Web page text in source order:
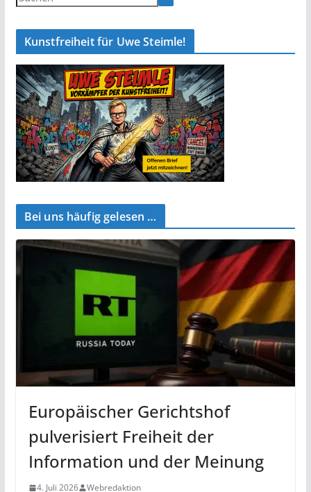
Kunstfreiheit für Uwe Steimle!
Bei uns häufig gelesen …
Europäischer Gerichtshof
pulverisiert Freiheit der
Information und der Meinung
4. Juli 2026 Webredaktion